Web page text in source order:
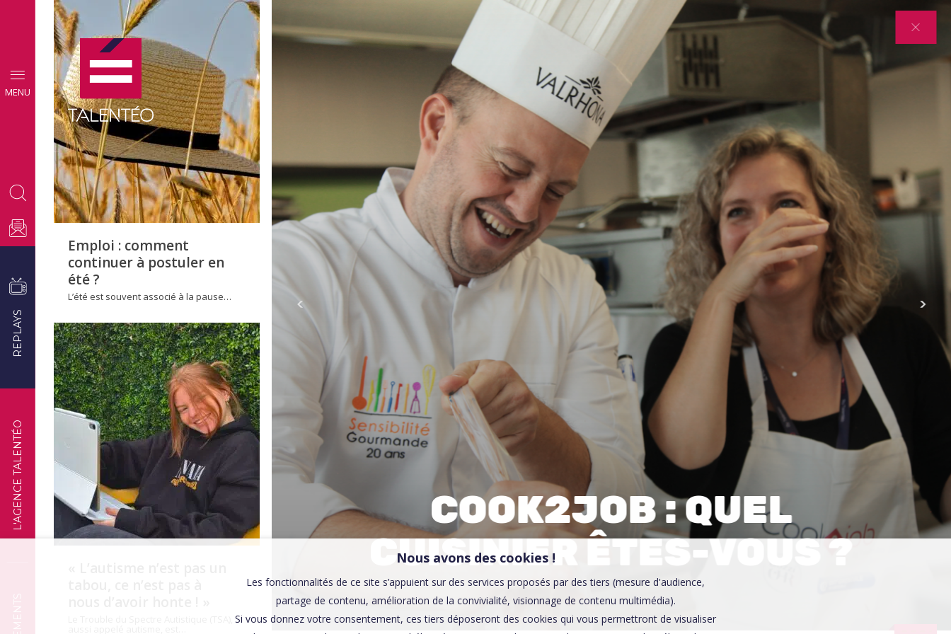
MENU
L'AGENCE TALENTÉO
REPLAYS
CONSEILS
EMPLOI
Emploi : comment
continuer à postuler en
été ?
L’été est souvent associé à la pause…
TÉMOIGNAGES
COOK2JOB : QUEL
CUISINIER ÊTES-VOUS ?
Affaires sensibles
00:00
Nous avons des cookies !
Les fonctionnalités de ce site s’appuient sur des services proposés par des tiers (mesure d'audience,
partage de contenu, amélioration de la convivialité, visionnage de contenu multimédia).
Si vous donnez votre consentement, ces tiers déposeront des cookies qui vous permettront de visualiser